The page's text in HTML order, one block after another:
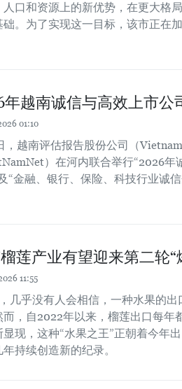
人口和资源上的新优势，在更大格
础。为了实现这一目标，该市正在
年越南诚信与高效上市公
01:10
，越南评估报告股份公司（
）在河内联合举行“2026
“金融、银行、保险、科技行业诚
莲产业有望迎来第二轮“
11:55
几乎没有人会相信，一种水果的
而，自2022年以来，榴莲出口每年
显现，这种“水果之王”正朝着今年
持续创造新的纪录。